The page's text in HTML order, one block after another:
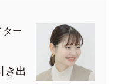
ター
き出